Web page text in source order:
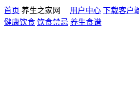
首页 养生之家网 用户中心 下载客户
健康饮食 饮食禁忌 养生食谱